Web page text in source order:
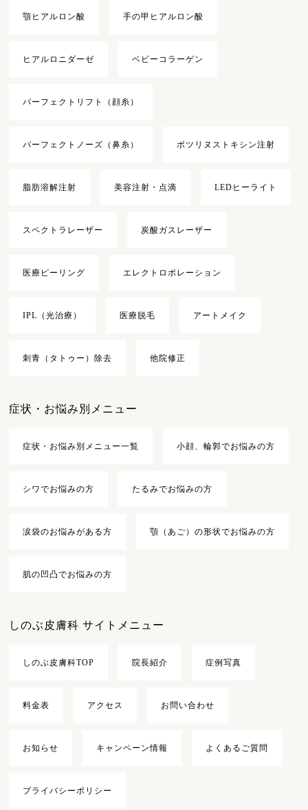
顎ヒアルロン酸 手の甲ヒアルロン酸
ヒアルロニダーゼ ベビーコラーゲン
パーフェクトリフト（顔糸）
パーフェクトノーズ（鼻糸） ボツリヌストキシン注射
脂肪溶解注射 美容注射・点滴 LEDヒーライト
スペクトラレーザー 炭酸ガスレーザー
医療ピーリング エレクトロポレーション
IPL（光治療） 医療脱毛 アートメイク
刺青（タトゥー）除去 他院修正
症状・お悩み別メニュー
症状・お悩み別メニュー一覧 小顔、輪郭でお悩みの方
シワでお悩みの方 たるみでお悩みの方
涙袋のお悩みがある方 顎（あご）の形状でお悩みの方
肌の凹凸でお悩みの方
しのぶ皮膚科 サイトメニュー
しのぶ皮膚科TOP 院長紹介 症例写真
料金表 アクセス お問い合わせ
お知らせ キャンペーン情報 よくあるご質問
プライバシーポリシー